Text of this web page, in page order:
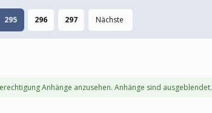
295 296 297 Nächste
Anhänge anzusehen. Anhänge sind ausgeblendet.